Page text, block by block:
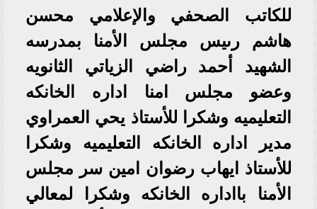
للكاتب الصحفي والإعلامي محسن
هاشم رىيس مجلس الأمنا بمدرسه
الشهيد أحمد راضي الزياتي الثانويه
وعضو مجلس امنا اداره الخانكه
التعليميه وشكرا للأستاذ يحي العمراوي
مدير اداره الخانكه التعليميه وشكرا
للأستاذ ايهاب رضوان امين سر مجلس
الأمنا بااداره الخانكه وشكرا لمعالي